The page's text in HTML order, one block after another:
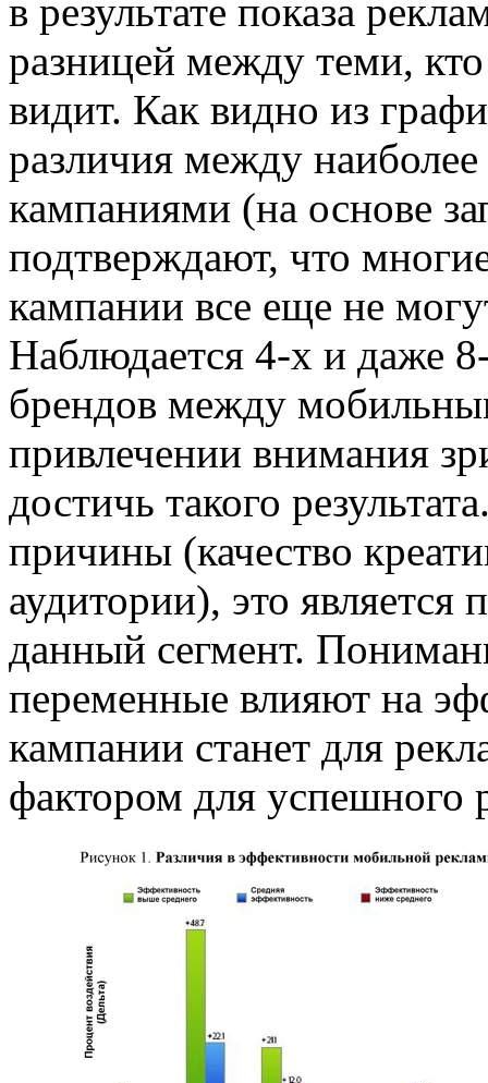
в результате показа
разницей между теми,
видит. Как видно из
различия между
кампаниями (на основе
подтверждают, что
кампании все еще не
Наблюдается 4-х и даже
брендов между
привлечении внимания
достичь такого
причины (качество
аудитории), это является
данный сегмент.
переменные влияют на
кампании станет для
фактором для успешного